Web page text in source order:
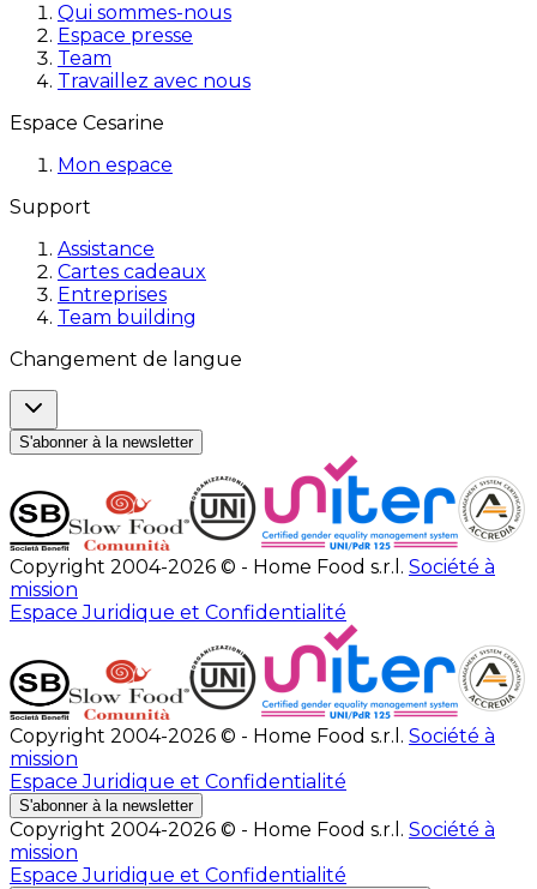
Qui sommes-nous
Espace presse
Team
Travaillez avec nous
Espace Cesarine
Mon espace
Support
Assistance
Cartes cadeaux
Entreprises
Team building
Changement de langue
S'abonner à la newsletter
Copyright 2004-2026 © - Home Food s.r.l. Société à
mission
Espace Juridique et Confidentialité
Copyright 2004-2026 © - Home Food s.r.l. Société à
mission
Espace Juridique et Confidentialité
S'abonner à la newsletter
Copyright 2004-2026 © - Home Food s.r.l. Société à
mission
Espace Juridique et Confidentialité